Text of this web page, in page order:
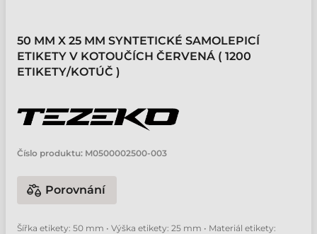
50 MM X 25 MM SYNTETICKÉ SAMOLEPICÍ
ETIKETY V KOTOUČÍCH ČERVENÁ ( 1200
ETIKETY/KOTÚČ )
Číslo produktu: M0500002500-003
Porovnání
Šířka etikety: 50 mm • Výška etikety: 25 mm • Materiál etikety: